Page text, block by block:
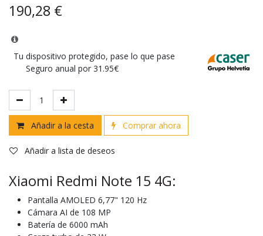
190,28 €
Tu dispositivo protegido, pase lo que pase
Seguro anual por 31.95€
Añadir a la cesta Comprar ahora
Añadir a lista de deseos
Xiaomi Redmi Note 15 4G:
Pantalla AMOLED 6,77" 120 Hz
Cámara AI de 108 MP
Batería de 6000 mAh